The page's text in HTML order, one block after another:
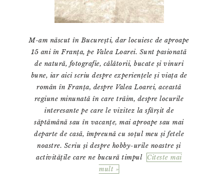
M-am născut în București, dar locuiesc de aproape
15 ani în Franța, pe Valea Loarei. Sunt pasionată
de natură, fotografie, călătorii, bucate și vinuri
bune, iar aici scriu despre experiențele și viața de
român în Franța, despre Valea Loarei, această
regiune minunată în care trăim, despre locurile
interesante pe care le vizitez la sfârșit de
săptămână sau în vacanțe, mai aproape sau mai
departe de casă, împreună cu soțul meu și fetele
noastre. Scriu și despre hobby-urile noastre și
activitățile care ne bucură timpul
Citeste mai
mult »